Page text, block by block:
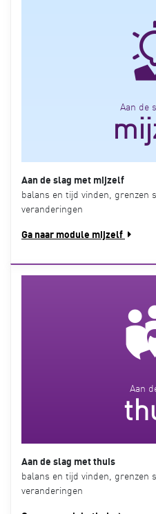
Aan de
Aan de slag met mijzelf
balans en tijd vinden, grenzen
veranderingen
Ga naar module mijzelf
Aan
Aan de slag met thuis
balans en tijd vinden, grenzen
veranderingen